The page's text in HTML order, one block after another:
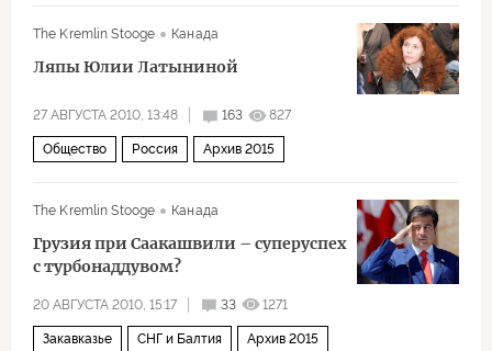
The Kremlin Stooge
Канада
Ляпы Юлии Латыниной
27 АВГУСТА 2010, 13:48 163 827
Общество Россия Архив 2015
The Kremlin Stooge Канада
Грузия при Саакашвили – суперуспех
с турбонаддувом?
20 АВГУСТА 2010, 15:17 33 1271
Закавказье СНГ и Балтия Архив 2015